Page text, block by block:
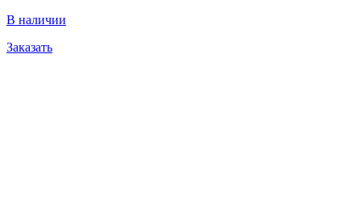
В наличии
Заказать